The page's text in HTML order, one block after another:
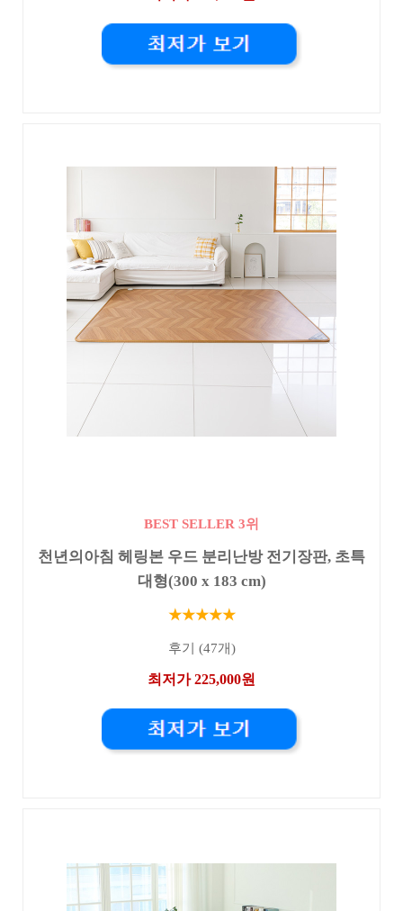
BEST SELLER 3위
천년의아침 헤링본 우드 분리난방 전기장판, 초특
대형(300 x 183 cm)
★★★★★
후기 (47개)
최저가 225,000원